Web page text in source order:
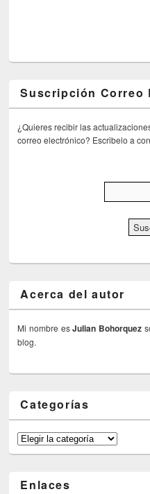
Suscripción Correo
¿Quieres recibir las
correo electrónico? Escribelo a
Acerca del autor
Mi nombre esJulian Bohorquez
blog.
Categorías
Categorías
Enlaces